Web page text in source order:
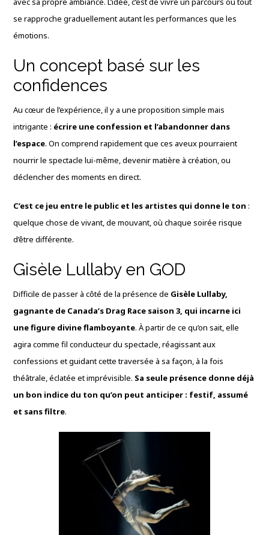
se rapproche graduellement autant les performances que les
émotions.
Un concept basé sur les
confidences
Au cœur de l’expérience, il y a une proposition simple mais
intrigante : écrire une confession et l’abandonner dans
l’espace. On comprend rapidement que ces aveux pourraient
nourrir le spectacle lui-même, devenir matière à création, ou
déclencher des moments en direct.
C’est ce jeu entre le public et les artistes qui donne le ton :
quelque chose de vivant, de mouvant, où chaque soirée risque
d’être différente.
Gisèle Lullaby en GOD
Difficile de passer à côté de la présence de Gisèle Lullaby,
gagnante de Canada’s Drag Race saison 3, qui incarne ici
une figure divine flamboyante. À partir de ce qu’on sait, elle
agira comme fil conducteur du spectacle, réagissant aux
confessions et guidant cette traversée à sa façon, à la fois
théâtrale, éclatée et imprévisible. Sa seule présence donne déjà
un bon indice du ton qu’on peut anticiper : festif, assumé
et sans filtre.